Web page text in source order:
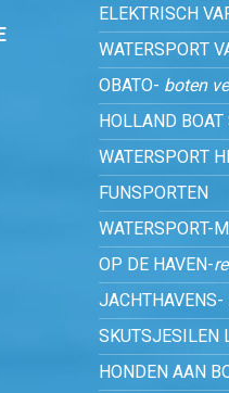
ELEKTRISCH
WATERSPORT
OBATO- boten
HOLLAND
WATERSPORT
FUNSPORTEN
WATERSPORT-
OP DE HAVEN-
JACHTHAVENS-
SKUTSJESILEN
HONDEN AAN